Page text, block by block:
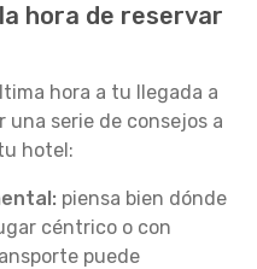
hora de reservar
hora a tu llegada a
serie de consejos a
hotel:
piensa bien dónde
céntrico o con
puede